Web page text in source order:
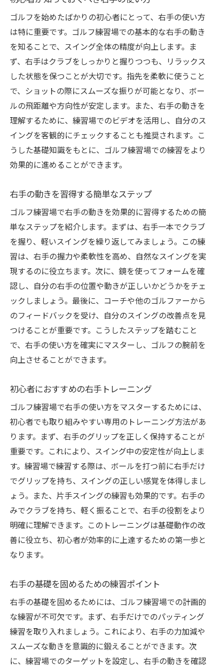
ゴルフを始めたばかりの初心者にとって、右手の使い方
は特に重要です。ゴルフ練習場での基本的な右手の動き
を知ることで、スイング全体の精度が向上します。ま
ず、右手はクラブをしっかりと握りつつも、リラックス
した状態を保つことが大切です。指先を柔軟に使うこと
で、ショットの際にスムーズな振りが可能となり、ボー
ルの飛距離や方向性が安定します。また、右手の動きを
理解するために、練習場でのビデオを活用し、自分のス
イングを客観的にチェックすることも推奨されます。こ
うした基礎知識をもとに、ゴルフ練習場での練習をより
効果的に進めることができます。
右手の動きを習得する簡単なステップ
ゴルフ練習場で右手の動きを効果的に習得するための簡
単なステップを紹介します。まずは、右手一本でクラブ
を握り、軽いスイングを繰り返してみましょう。この練
習は、右手の握力や柔軟性を高め、自然なスイングを実
現するのに役立ちます。次に、鏡を使ってフォームを確
認し、自分の右手の位置や動きが正しいかどうかをチェ
ックしましょう。最後に、コーチや他のゴルファーから
のフィードバックを受け、自分のスイングの改善点を見
つけることが重要です。こうしたステップを踏むこと
で、右手の使い方を確実にマスターし、ゴルフの腕前を
向上させることができます。
初心者におすすめの右手トレーニング
ゴルフ練習場で右手の使い方をマスターするためには、
初心者でも取り組みやすい専用のトレーニング方法があ
ります。まず、右手のグリップを正しく保持することが
重要です。これにより、スイング中の安定性が向上しま
す。練習場で練習する際は、ボールを打つ前に右手だけ
でグリップを持ち、スイングの正しい感覚を体得しまし
ょう。また、片手スイングの練習も効果的です。右手の
みでクラブを持ち、軽く振ることで、右手の役割をより
明確に理解できます。このトレーニングは基礎動作の改
善に役立ち、初心者が効率的に上達するための第一歩と
なります。
右手の基礎を固めるための練習ポイント
右手の基礎を固めるためには、ゴルフ練習場での計画的
な練習が不可欠です。まず、右手だけでのパッティング
練習を取り入れましょう。これにより、右手の力加減や
スムーズな動きを意識的に鍛えることができます。次
に、練習場でのターゲットを設定し、右手の動きを確認